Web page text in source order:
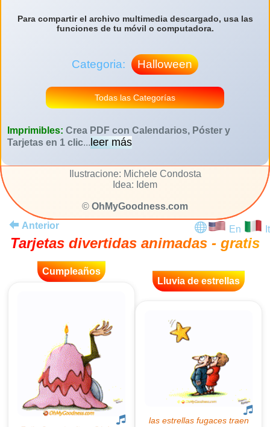
Para compartir el archivo multimedia descargado, usa las
funciones de tu móvil o computadora.
Categoria: Halloween
Todas las Categorías
Imprimibles: Crea PDF con Calendarios, Póster y
Tarjetas en 1 clic...leer más
Ilustracione: Michele Condosta
Idea: Idem
© OhMyGoodness.com
Anterior
En It
Tarjetas divertidas animadas - gratis
Cumpleaños
Lluvia de estrellas